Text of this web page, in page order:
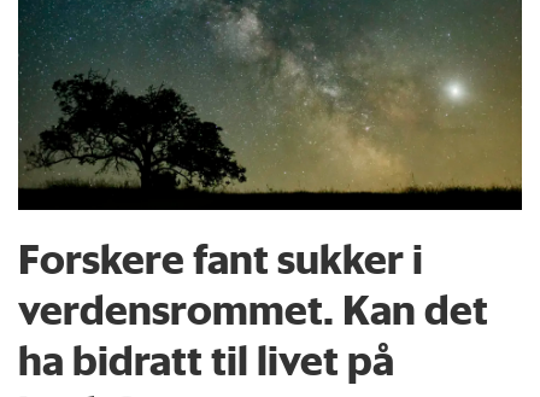
Forskere fant sukker i
verdensrommet. Kan det
ha bidratt til livet på